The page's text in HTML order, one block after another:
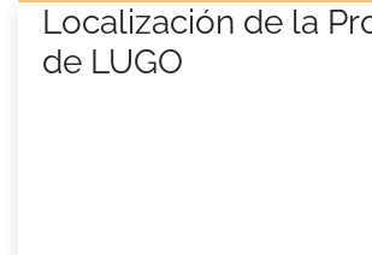
Localización de la
de LUGO